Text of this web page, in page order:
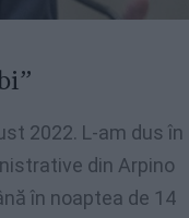
2022. L-am dus în
din Arpino
în noaptea de 14